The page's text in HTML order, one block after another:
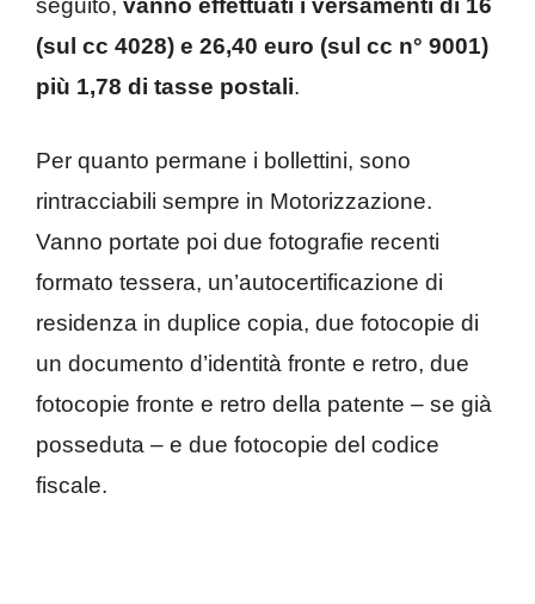
(sul cc 4028) e 26,40 euro (sul cc n° 9001)
più 1,78 di tasse postali.
Per quanto permane i bollettini, sono
rintracciabili sempre in Motorizzazione.
Vanno portate poi due fotografie recenti
formato tessera, un’autocertificazione di
residenza in duplice copia, due fotocopie di
un documento d’identità fronte e retro, due
fotocopie fronte e retro della patente – se già
posseduta – e due fotocopie del codice
fiscale.